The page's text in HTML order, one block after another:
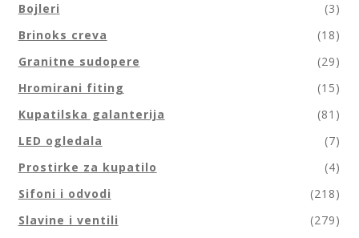
Bojleri
(3)
Brinoks creva
(18)
Granitne sudopere
(29)
Hromirani fiting
(15)
Kupatilska galanterija
(81)
LED ogledala
(7)
Prostirke za kupatilo
(4)
Sifoni i odvodi
(218)
Slavine i ventili
(279)